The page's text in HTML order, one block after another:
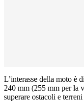
L’interasse della moto è
240 mm (255 mm per la
superare ostacoli e